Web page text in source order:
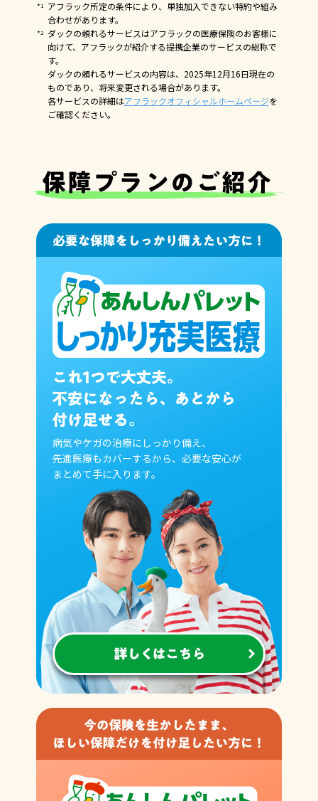
*1
アフラック所定の条件により、単独加入できない特約や組み
合わせがあります。
*2
ダックの頼れるサービスはアフラックの医療保険のお客様に
向けて、アフラックが紹介する提携企業のサービスの総称で
す。
ダックの頼れるサービスの内容は、2025年12月16日現在の
ものであり、将来変更される場合があります。
各サービスの詳細はアフラックオフィシャルホームページを
ご確認ください。
病気やケガの治療にしっかり備え、
先進医療もカバーするから、 必要な安心が
まとめて手に入ります。